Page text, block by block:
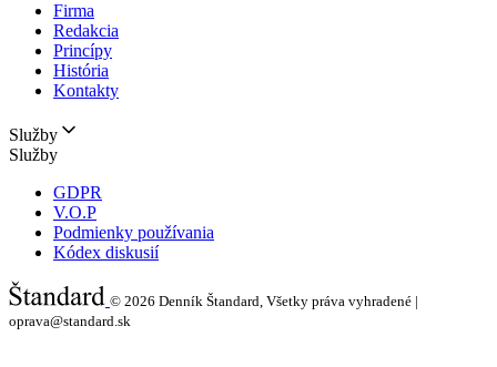
Firma
Redakcia
Princípy
História
Kontakty
Služby
Služby
GDPR
V.O.P
Podmienky používania
Kódex diskusií
© 2026 Denník Štandard, Všetky práva vyhradené |
oprava@standard.sk